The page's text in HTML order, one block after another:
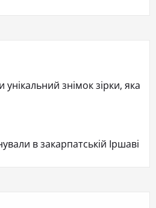
знімок зірки, яка
в закарпатській Іршаві